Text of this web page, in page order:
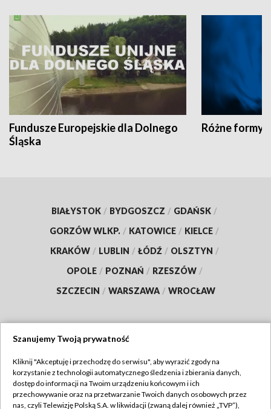
Fundusze Europejskie dla Dolnego
Śląska
Różne formy
BIAŁYSTOK / BYDGOSZCZ / GDAŃSK /
GORZÓW WLKP. / KATOWICE / KIELCE /
KRAKÓW / LUBLIN / ŁÓDŹ / OLSZTYN /
OPOLE / POZNAŃ / RZESZÓW /
SZCZECIN / WARSZAWA / WROCŁAW
TVP
Abonament TVP
Regulamin TVP
Szanujemy Twoją prywatność
Kliknij "Akceptuję i przechodzę do serwisu", aby wyrazić zgody na
korzystanie z technologii automatycznego śledzenia i zbierania danych,
dostęp do informacji na Twoim urządzeniu końcowym i ich
przechowywanie oraz na przetwarzanie Twoich danych osobowych przez
nas, czyli Telewizję Polską S.A. w likwidacji (zwaną dalej również „TVP”),